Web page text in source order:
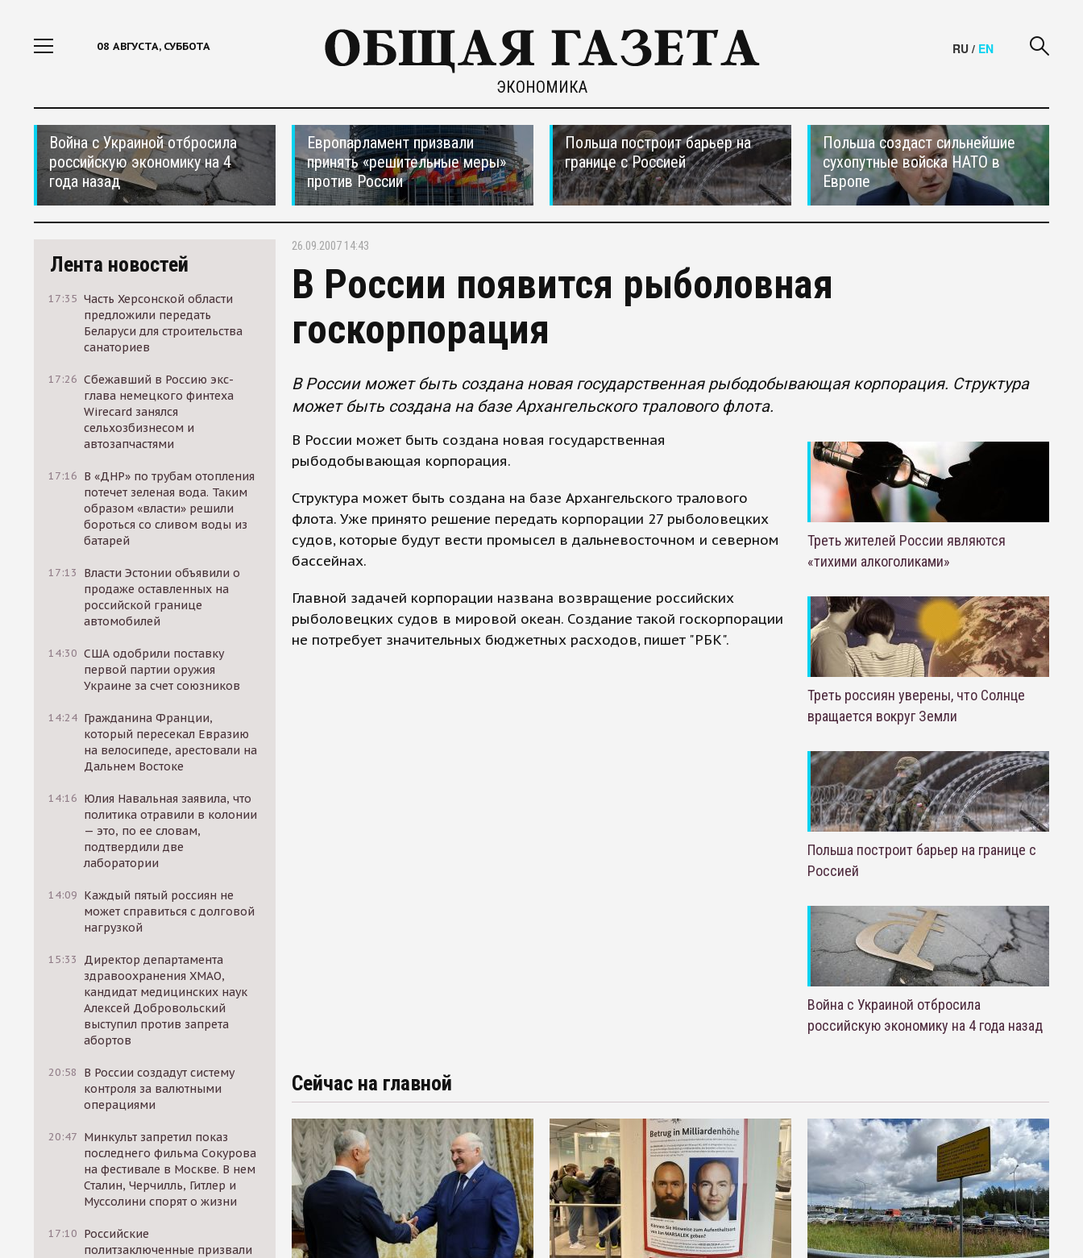
08 АВГУСТА, СУББОТА
ЭКОНОМИКА
RU / EN
Война с Украиной отбросила
российскую экономику на 4
года назад
Европарламент призвали
принять «решительные меры»
против России
Польша построит барьер на
границе с Россией
Польша создаст сильнейшие
сухопутные войска НАТО в
Европе
Лента новостей
17:35 Часть Херсонской области
предложили передать
Беларуси для строительства
санаториев
17:26 Сбежавший в Россию экс-
глава немецкого финтеха
Wirecard занялся
сельхозбизнесом и
автозапчастями
17:16 В «ДНР» по трубам отопления
потечет зеленая вода. Таким
образом «власти» решили
бороться со сливом воды из
батарей
17:13
Власти Эстонии объявили о
продаже оставленных на
российской границе
автомобилей
14:30 США одобрили поставку
первой партии оружия
Украине за счет союзников
14:24 Гражданина Франции,
который пересекал Евразию
на велосипеде, арестовали на
Дальнем Востоке
14:16 Юлия Навальная заявила, что
политика отравили в колонии
— это, по ее словам,
подтвердили две
лаборатории
14:09 Каждый пятый россиян не
может справиться с долговой
нагрузкой
15:33
Директор департамента
здравоохранения ХМАО,
кандидат медицинских наук
Алексей Добровольский
выступил против запрета
абортов
20:58
В России создадут систему
контроля за валютными
операциями
20:47 Минкульт запретил показ
последнего фильма Сокурова
на фестивале в Москве. В нем
Сталин, Черчилль, Гитлер и
Муссолини спорят о жизни
17:10 Российские
политзаключенные призвали
26.09.2007 14:43
В России появится рыболовная
госкорпорация
В России может быть создана новая государственная рыбодобывающая корпорация. Структура
может быть создана на базе Архангельского тралового флота.
В России может быть создана новая государственная
рыбодобывающая корпорация.
Структура может быть создана на базе Архангельского тралового
флота. Уже принято решение передать корпорации 27 рыболовецких
судов, которые будут вести промысел в дальневосточном и северном
бассейнах.
Главной задачей корпорации названа возвращение российских
рыболовецких судов в мировой океан. Создание такой госкорпорации
не потребует значительных бюджетных расходов, пишет "РБК".
Треть жителей России являются
«тихими алкоголиками»
Треть россиян уверены, что Солнце
вращается вокруг Земли
Польша построит барьер на границе с
Россией
Война с Украиной отбросила
российскую экономику на 4 года назад
Сейчас на главной